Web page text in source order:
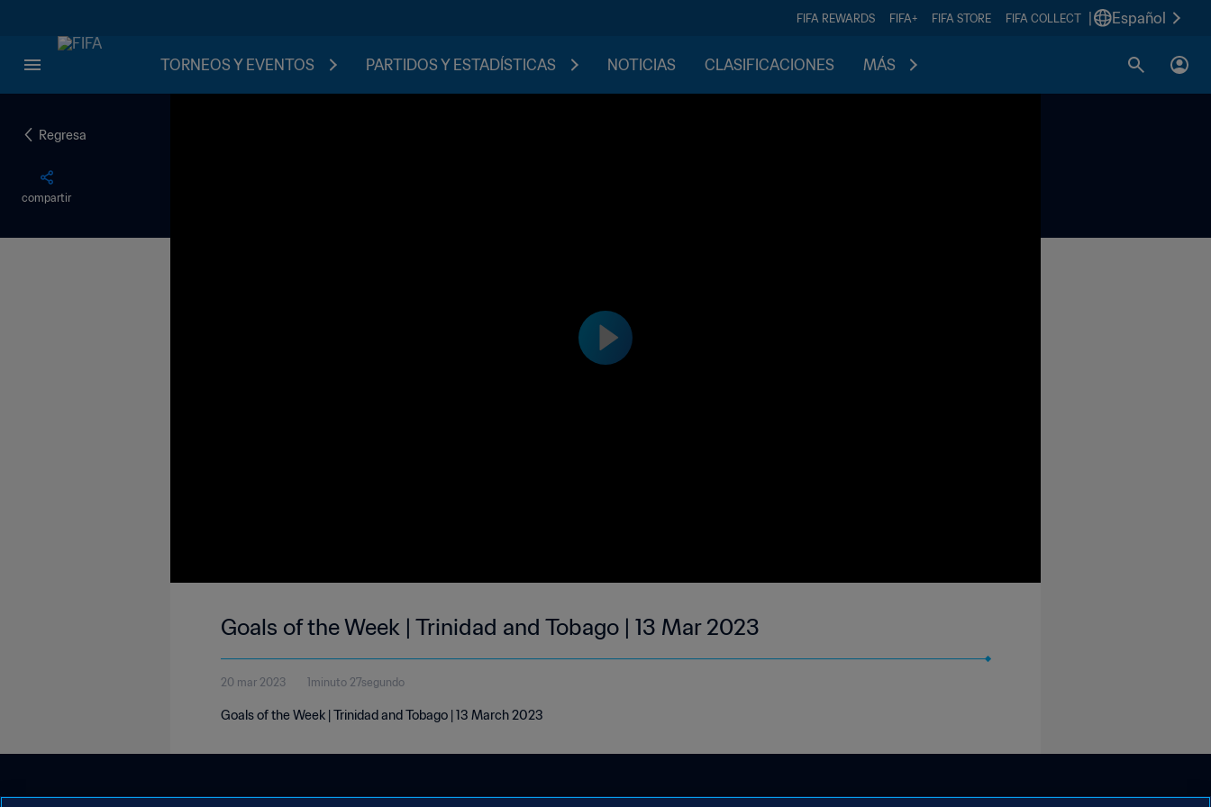
FIFA REWARDS FIFA+ FIFA STORE FIFA COLLECT Español
TORNEOS Y EVENTOS PARTIDOS Y ESTADÍSTICAS NOTICIAS CLASIFICACIONES MÁS
Regresa
compartir
Goals of the Week | Trinidad and Tobago | 13 Mar 2023
20 mar 2023 1minuto 27segundo
Goals of the Week | Trinidad and Tobago | 13 March 2023